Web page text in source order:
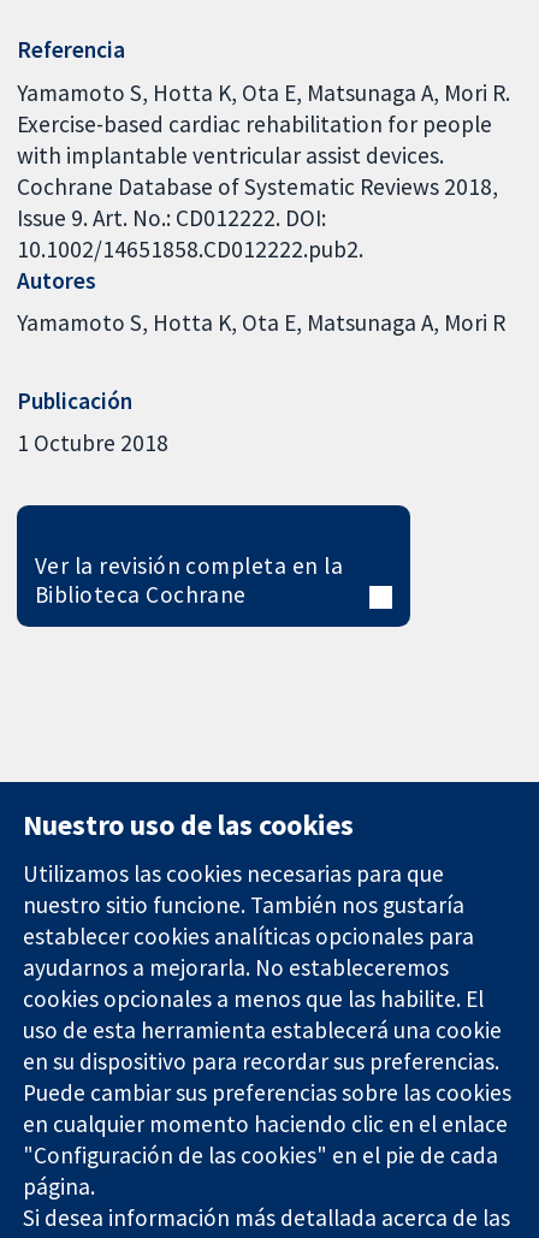
Referencia
Yamamoto S, Hotta K, Ota E, Matsunaga A, Mori R.
Exercise-based cardiac rehabilitation for people
with implantable ventricular assist devices.
Cochrane Database of Systematic Reviews 2018,
Issue 9. Art. No.: CD012222. DOI:
10.1002/14651858.CD012222.pub2.
Autores
Yamamoto S Hotta K Ota E Matsunaga A Mori R
Publicación
1 Octubre 2018
Ver la revisión completa en la
Biblioteca Cochrane
Evidencia fiable.
Decisiones
informadas.
Mejor salud.
11-13 Cavendish
Square
Londres
W1G 0AN
Reino Unido
Contacto
Noticias
Prensa
Sobre
nosotros
Empleo
Cochrane
Library
The Cochrane Collaboration is a charity (no. 1045921) and a
company limited by guarantee (no. 03044323) registered in
Nuestro uso de las cookies
Utilizamos las cookies necesarias para que
nuestro sitio funcione. También nos gustaría
establecer cookies analíticas opcionales para
ayudarnos a mejorarla. No estableceremos
cookies opcionales a menos que las habilite. El
uso de esta herramienta establecerá una cookie
en su dispositivo para recordar sus preferencias.
Puede cambiar sus preferencias sobre las cookies
en cualquier momento haciendo clic en el enlace
"Configuración de las cookies" en el pie de cada
página.
Si desea información más detallada acerca de las